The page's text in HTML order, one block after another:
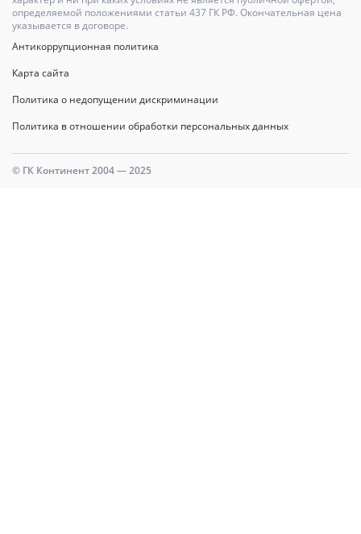
определяемой положениями статьи 437 ГК РФ. Окончательная цена
указывается в договоре.
Антикоррупционная политика
Карта сайта
Политика о недопущении дискриминации
Политика в отношении обработки персональных данных
© ГК Континент 2004 — 2025